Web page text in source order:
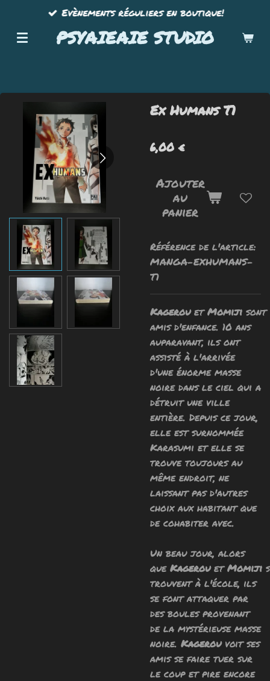
contenu
PSYAIEAIE STUDIO
Evènements réguliers en boutique!
Ex Humans T1
6,00 €
Ajouter
au
panier
Référence de l'article:
MANGA-EXHUMANS-
T1
KagerouetMomiji sont
amis d'enfance. 10 ans
auparavant, ils ont
assisté à l'arrivée
d'une énorme masse
noire dans le ciel qui a
détruit une ville
entière. Depuis ce jour,
elle est surnommée
Karasumi et elle se
trouve toujours au
même endroit, ne
laissant pas d'autres
choix aux habitant que
de cohabiter avec.
Un beau jour, alors
que KagerouetMomiji
trouvent à l'école, ils
se font attaquer par
des boules provenant
de la mystérieuse masse
noire. Kagerouvoit ses
amis se faire tuer sur
le coup et pire encore